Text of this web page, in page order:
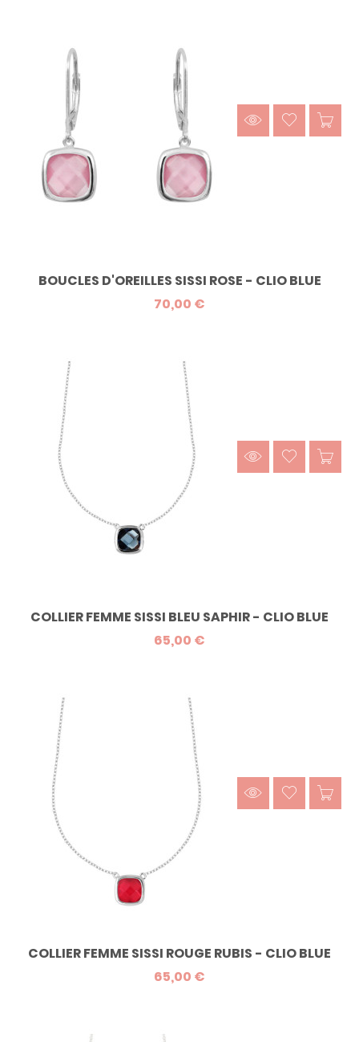
BOUCLES D'OREILLES SISSI ROSE - CLIO BLUE
70,00 €
COLLIER FEMME SISSI BLEU SAPHIR - CLIO BLUE
65,00 €
COLLIER FEMME SISSI ROUGE RUBIS - CLIO BLUE
65,00 €